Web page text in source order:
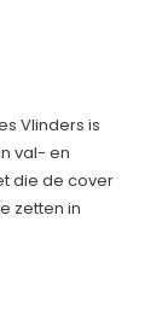
Vlinders is
val- en
die de cover
zetten in